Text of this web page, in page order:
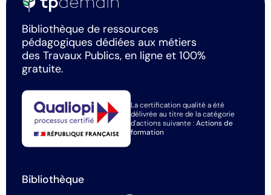
Bibliothèque de ressources
pédagogiques dédiées aux métiers
des Travaux Publics, en ligne et 100%
gratuite.
La certification qualité a été
délivrée au titre de la catégorie
d'actions suivante :Actions de
formation
Bibliothèque